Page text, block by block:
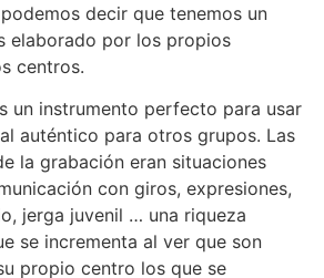
decir que tenemos un
elaborado por los propios
centros.
un instrumento perfecto para usar
auténtico para otros grupos. Las
la grabación eran situaciones
con giros, expresiones,
jerga juvenil … una riqueza
se incrementa al ver que son
propio centro los que se